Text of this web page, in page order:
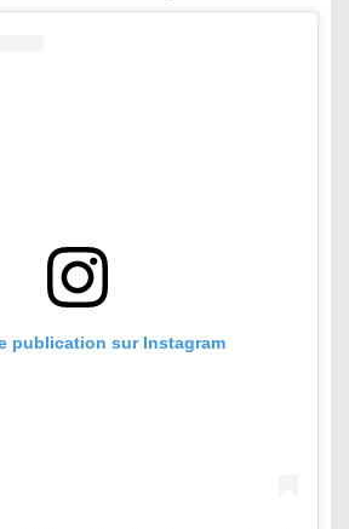
publication sur Instagram